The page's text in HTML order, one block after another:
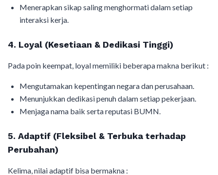
Menerapkan sikap saling menghormati dalam setiap
interaksi kerja.
4. Loyal (Kesetiaan & Dedikasi Tinggi)
Pada poin keempat, loyal memiliki beberapa makna berikut :
Mengutamakan kepentingan negara dan perusahaan.
Menunjukkan dedikasi penuh dalam setiap pekerjaan.
Menjaga nama baik serta reputasi BUMN.
5. Adaptif (Fleksibel & Terbuka terhadap
Perubahan)
Kelima, nilai adaptif bisa bermakna :